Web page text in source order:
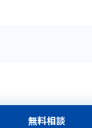
無料相談